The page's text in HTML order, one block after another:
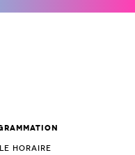
horaire